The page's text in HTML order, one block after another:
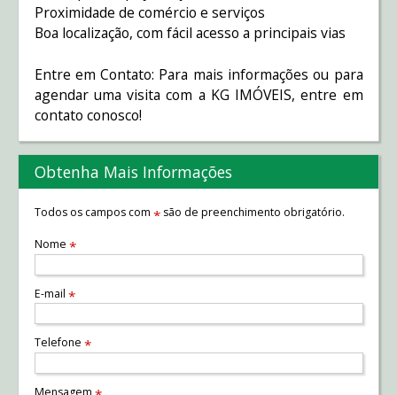
Proximidade de comércio e serviços
Boa localização, com fácil acesso a principais vias
Entre em Contato: Para mais informações ou para
agendar uma visita com a KG IMÓVEIS, entre em
contato conosco!
Obtenha Mais Informações
Todos os campos com *são de preenchimento obrigatório.
Nome *
E-mail *
Telefone *
Mensagem